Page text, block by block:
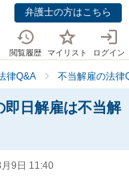
弁護士の方はこちら
閲覧履歴 マイリスト ログイン
律Q&A 不当解雇の法律
即日解雇は不当解
9日 11:40